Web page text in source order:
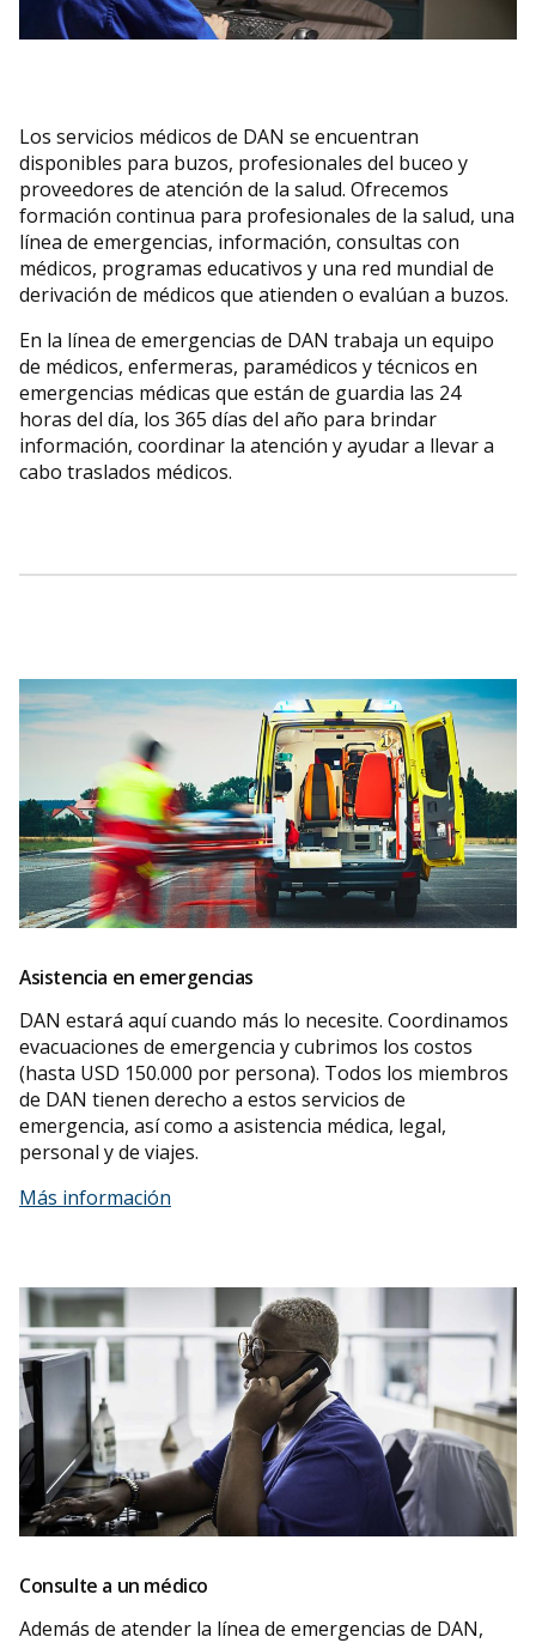
Alert Diver
Blog
Los servicios médicos de DAN se encuentran
disponibles para buzos, profesionales del buceo y
proveedores de atención de la salud. Ofrecemos
formación continua para profesionales de la salud, una
línea de emergencias, información, consultas con
médicos, programas educativos y una red mundial de
derivación de médicos que atienden o evalúan a buzos.
En la línea de emergencias de DAN trabaja un equipo
de médicos, enfermeras, paramédicos y técnicos en
emergencias médicas que están de guardia las 24
horas del día, los 365 días del año para brindar
información, coordinar la atención y ayudar a llevar a
cabo traslados médicos.
Asistencia en emergencias
DAN estará aquí cuando más lo necesite. Coordinamos
evacuaciones de emergencia y cubrimos los costos
(hasta USD 150.000 por persona). Todos los miembros
de DAN tienen derecho a estos servicios de
emergencia, así como a asistencia médica, legal,
personal y de viajes.
Más información
Consulte a un médico
Además de atender la línea de emergencias de DAN,